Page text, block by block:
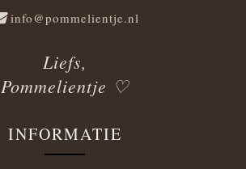
info@pommelientje.nl
Liefs,
Pommelientje ♡
INFORMATIE